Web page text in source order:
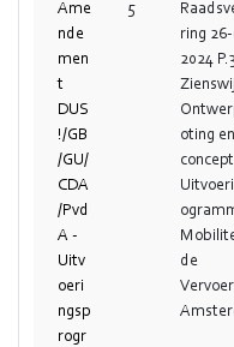
Ame
nde
men
t
DUS
!/GB
/GU/
CDA
/Pvd
A -
Uitv
oeri
ngsp
rogr
5
ring
2024
oting en
concept
de